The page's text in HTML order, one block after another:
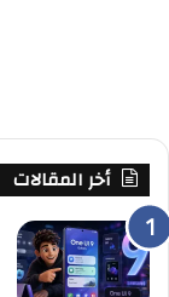
أخر المقالات